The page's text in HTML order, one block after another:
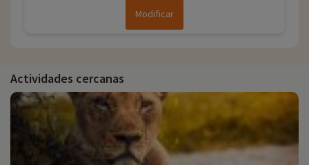
Modificar
Actividades cercanas